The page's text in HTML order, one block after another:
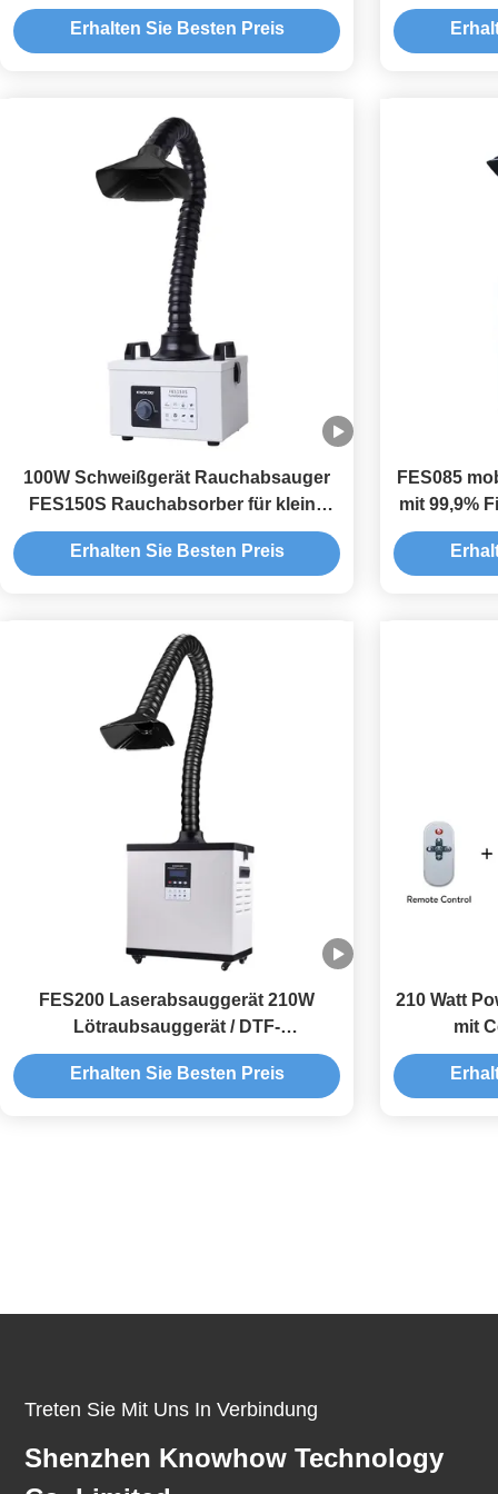
Lasersolden
Erhalten Sie Besten Preis
100W Schweißgerät Rauchabsauger
FES150S Rauchabsorber für kleine
Laserdruckerei
Erhalten Sie Besten Preis
FES085
mit 99,9%
200m3/
FES200 Laserabsauggerät 210W
Lötraubsauggerät / DTF-
Rauchabsauggerät
Erhalten Sie Besten Preis
210 Watt
mit
Treten Sie Mit Uns In Verbindung
Shenzhen Knowhow Technology